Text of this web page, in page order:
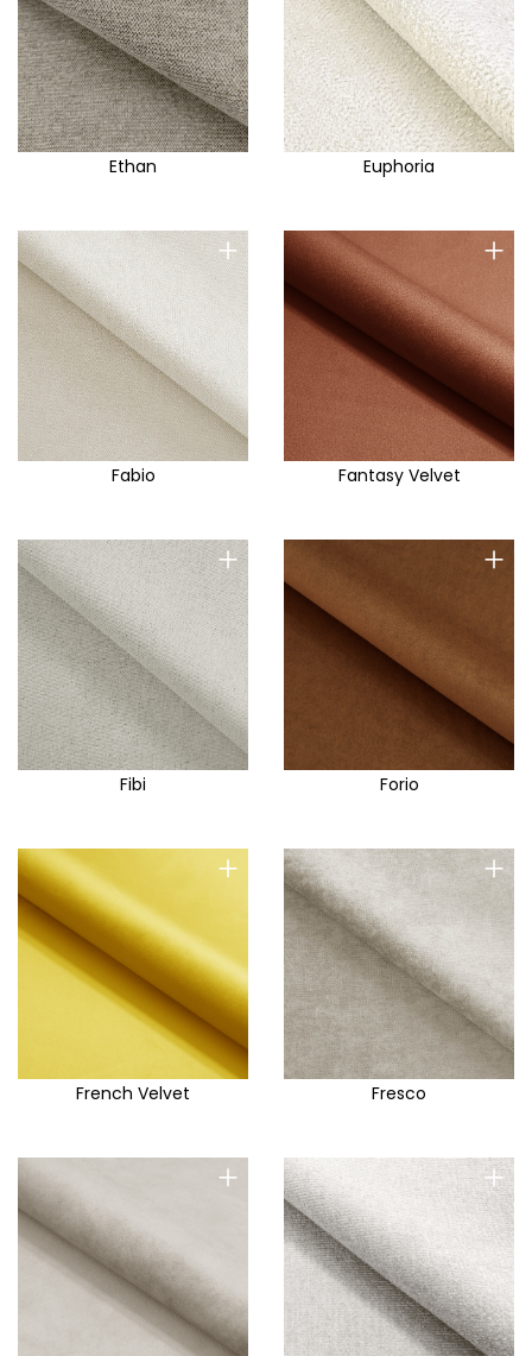
Ethan Euphoria
+
Fabio
+
Fantasy Velvet
+
Fibi
+
Forio
+
French Velvet
+
Fresco
+ +